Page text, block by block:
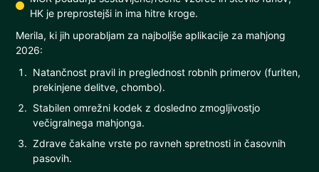
HK je preprostejši in ima hitre kroge.
Merila, ki jih uporabljam za najboljše aplikacije za mahjong
2026:
Natančnost pravil in preglednost robnih primerov (furiten,
prekinjene delitve, chombo).
Stabilen omrežni kodek z dosledno zmogljivostjo
večigralnega mahjonga.
Zdrave čakalne vrste po ravneh spretnosti in časovnih
pasovih.